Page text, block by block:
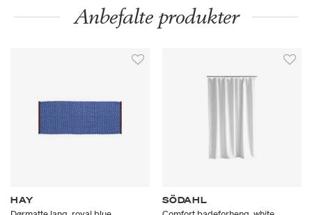
Anbefalte produkter
HAY
SÖDAHL